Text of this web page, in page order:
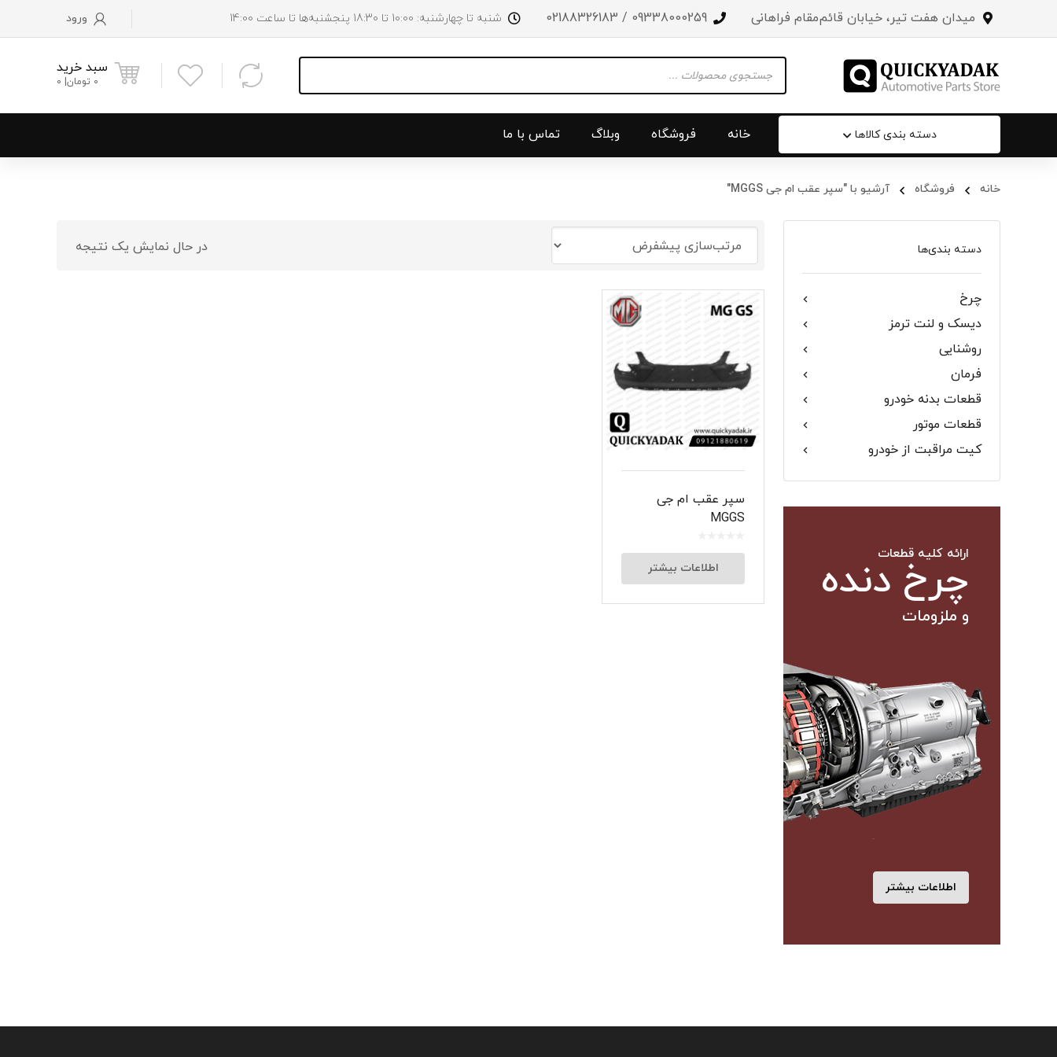
میدان هفت تیر، خیابان قائم‌مقام فراهانی 09338000259 / 02188326183 شنبه تا چهارشنبه: 10:00 تا 18:30 پنجشنبه‌‌ها تا ساعت 14:00 ورود
سبد خرید
0 تومان 0
search
دسته بندی کالاها
جلو پنجره
درب خودرو
گلگیر
چراغ جلو
میل موج گیر
سیبک فرمان
خانه فروشگاه وبلاگ تماس با ما
خانه فروشگاه آرشیو با "سپر عقب ام جی MGGS"
دسته بندی‌ها
چرخ
دیسک و لنت ترمز
روشنایی
فرمان
قطعات بدنه خودرو
قطعات موتور
کیت مراقبت از خودرو
ارائه کلیه قطعات
چرخ دنده
و ملزومات
اطلاعات بیشتر
در حال نمایش یک نتیجه
سپر عقب ام جی
MGGS
اطلاعات بیشتر